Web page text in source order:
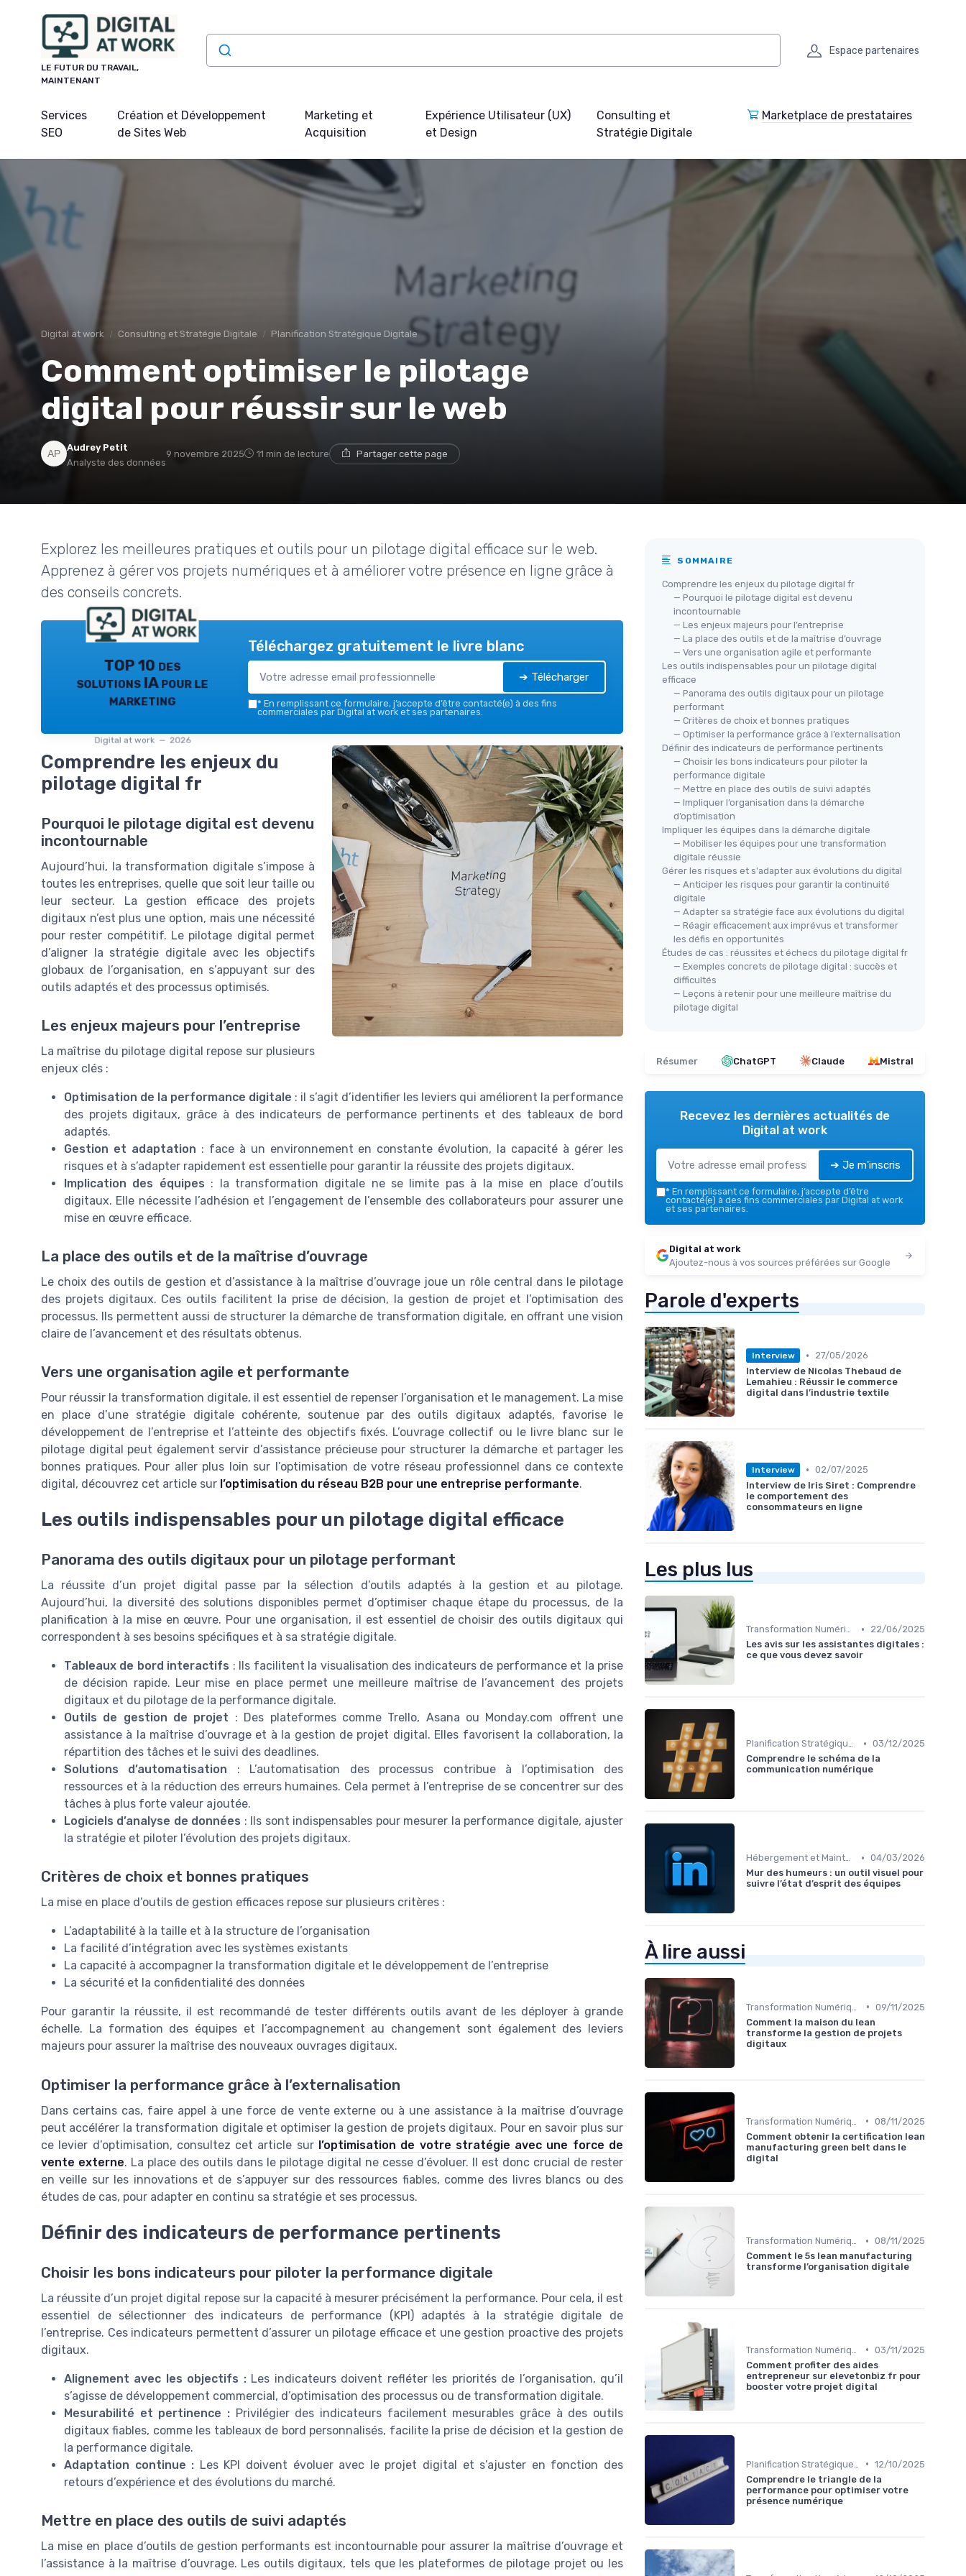
LE FUTUR DU TRAVAIL,
MAINTENANT
Espace partenaires
Services
SEO
Création et Développement
de Sites Web
Marketing et
Acquisition
Expérience Utilisateur (UX)
et Design
Consulting et
Stratégie Digitale
Marketplace de prestataires
Digital at work Consulting et Stratégie Digitale Planification Stratégique Digitale
Comment optimiser le pilotage
digital pour réussir sur le web
Audrey Petit
Analyste des données
9 novembre 2025 11 min de lecture Partager cette page
Explorez les meilleures pratiques et outils pour un pilotage digital efficace sur le web.
Apprenez à gérer vos projets numériques et à améliorer votre présence en ligne grâce à
des conseils concrets.
TOP 10 des
solutions IA pour le
marketing
Digital at work — 2026
Téléchargez gratuitement le livre blanc
➔ Télécharger
* En remplissant ce formulaire, j’accepte d’être contacté(e) à des fins
commerciales par Digital at work et ses partenaires.
Comprendre les enjeux du
pilotage digital fr
Pourquoi le pilotage digital est devenu
incontournable
Aujourd’hui, la transformation digitale s’impose à
toutes les entreprises, quelle que soit leur taille ou
leur secteur. La gestion efficace des projets
digitaux n’est plus une option, mais une nécessité
pour rester compétitif. Le pilotage digital permet
d’aligner la stratégie digitale avec les objectifs
globaux de l’organisation, en s’appuyant sur des
outils adaptés et des processus optimisés.
Les enjeux majeurs pour l’entreprise
La maîtrise du pilotage digital repose sur plusieurs
enjeux clés :
Optimisation de la performance digitale : il s’agit d’identifier les leviers qui améliorent la performance
des projets digitaux, grâce à des indicateurs de performance pertinents et des tableaux de bord
adaptés.
Gestion et adaptation : face à un environnement en constante évolution, la capacité à gérer les
risques et à s’adapter rapidement est essentielle pour garantir la réussite des projets digitaux.
Implication des équipes : la transformation digitale ne se limite pas à la mise en place d’outils
digitaux. Elle nécessite l’adhésion et l’engagement de l’ensemble des collaborateurs pour assurer une
mise en œuvre efficace.
La place des outils et de la maîtrise d’ouvrage
Le choix des outils de gestion et d’assistance à la maîtrise d’ouvrage joue un rôle central dans le pilotage
des projets digitaux. Ces outils facilitent la prise de décision, la gestion de projet et l’optimisation des
processus. Ils permettent aussi de structurer la démarche de transformation digitale, en offrant une vision
claire de l’avancement et des résultats obtenus.
Vers une organisation agile et performante
Pour réussir la transformation digitale, il est essentiel de repenser l’organisation et le management. La mise
en place d’une stratégie digitale cohérente, soutenue par des outils digitaux adaptés, favorise le
développement de l’entreprise et l’atteinte des objectifs fixés. L’ouvrage collectif ou le livre blanc sur le
pilotage digital peut également servir d’assistance précieuse pour structurer la démarche et partager les
bonnes pratiques. Pour aller plus loin sur l’optimisation de votre réseau professionnel dans ce contexte
digital, découvrez cet article sur l’optimisation du réseau B2B pour une entreprise performante.
Les outils indispensables pour un pilotage digital efficace
Panorama des outils digitaux pour un pilotage performant
La réussite d’un projet digital passe par la sélection d’outils adaptés à la gestion et au pilotage.
Aujourd’hui, la diversité des solutions disponibles permet d’optimiser chaque étape du processus, de la
planification à la mise en œuvre. Pour une organisation, il est essentiel de choisir des outils digitaux qui
correspondent à ses besoins spécifiques et à sa stratégie digitale.
Tableaux de bord interactifs : Ils facilitent la visualisation des indicateurs de performance et la prise
de décision rapide. Leur mise en place permet une meilleure maîtrise de l’avancement des projets
digitaux et du pilotage de la performance digitale.
Outils de gestion de projet : Des plateformes comme Trello, Asana ou Monday.com offrent une
assistance à la maîtrise d’ouvrage et à la gestion de projet digital. Elles favorisent la collaboration, la
répartition des tâches et le suivi des deadlines.
Solutions d’automatisation : L’automatisation des processus contribue à l’optimisation des
ressources et à la réduction des erreurs humaines. Cela permet à l’entreprise de se concentrer sur des
tâches à plus forte valeur ajoutée.
Logiciels d’analyse de données : Ils sont indispensables pour mesurer la performance digitale, ajuster
la stratégie et piloter l’évolution des projets digitaux.
Critères de choix et bonnes pratiques
La mise en place d’outils de gestion efficaces repose sur plusieurs critères :
L’adaptabilité à la taille et à la structure de l’organisation
La facilité d’intégration avec les systèmes existants
La capacité à accompagner la transformation digitale et le développement de l’entreprise
La sécurité et la confidentialité des données
Pour garantir la réussite, il est recommandé de tester différents outils avant de les déployer à grande
échelle. La formation des équipes et l’accompagnement au changement sont également des leviers
majeurs pour assurer la maîtrise des nouveaux ouvrages digitaux.
Optimiser la performance grâce à l’externalisation
Dans certains cas, faire appel à une force de vente externe ou à une assistance à la maîtrise d’ouvrage
peut accélérer la transformation digitale et optimiser la gestion de projets digitaux. Pour en savoir plus sur
ce levier d’optimisation, consultez cet article sur l’optimisation de votre stratégie avec une force de
vente externe. La place des outils dans le pilotage digital ne cesse d’évoluer. Il est donc crucial de rester
en veille sur les innovations et de s’appuyer sur des ressources fiables, comme des livres blancs ou des
études de cas, pour adapter en continu sa stratégie et ses processus.
Définir des indicateurs de performance pertinents
Choisir les bons indicateurs pour piloter la performance digitale
La réussite d’un projet digital repose sur la capacité à mesurer précisément la performance. Pour cela, il est
essentiel de sélectionner des indicateurs de performance (KPI) adaptés à la stratégie digitale de
l’entreprise. Ces indicateurs permettent d’assurer un pilotage efficace et une gestion proactive des projets
digitaux.
Alignement avec les objectifs :Les indicateurs doivent refléter les priorités de l’organisation, qu’il
s’agisse de développement commercial, d’optimisation des processus ou de transformation digitale.
Mesurabilité et pertinence : Privilégier des indicateurs facilement mesurables grâce à des outils
digitaux fiables, comme les tableaux de bord personnalisés, facilite la prise de décision et la gestion de
la performance digitale.
Adaptation continue : Les KPI doivent évoluer avec le projet digital et s’ajuster en fonction des
retours d’expérience et des évolutions du marché.
Mettre en place des outils de suivi adaptés
La mise en place d’outils de gestion performants est incontournable pour assurer la maîtrise d’ouvrage et
l’assistance à la maîtrise d’ouvrage. Les outils digitaux, tels que les plateformes de pilotage projet ou les
SOMMAIRE
Comprendre les enjeux du pilotage digital fr
— Pourquoi le pilotage digital est devenu
incontournable
— Les enjeux majeurs pour l’entreprise
— La place des outils et de la maîtrise d’ouvrage
— Vers une organisation agile et performante
Les outils indispensables pour un pilotage digital
efficace
— Panorama des outils digitaux pour un pilotage
performant
— Critères de choix et bonnes pratiques
— Optimiser la performance grâce à l’externalisation
Définir des indicateurs de performance pertinents
— Choisir les bons indicateurs pour piloter la
performance digitale
— Mettre en place des outils de suivi adaptés
— Impliquer l’organisation dans la démarche
d’optimisation
Impliquer les équipes dans la démarche digitale
— Mobiliser les équipes pour une transformation
digitale réussie
Gérer les risques et s'adapter aux évolutions du digital
— Anticiper les risques pour garantir la continuité
digitale
— Adapter sa stratégie face aux évolutions du digital
— Réagir efficacement aux imprévus et transformer
les défis en opportunités
Études de cas : réussites et échecs du pilotage digital fr
— Exemples concrets de pilotage digital : succès et
difficultés
— Leçons à retenir pour une meilleure maîtrise du
pilotage digital
Résumer ChatGPT Claude Mistral
Recevez les dernières actualités de
Digital at work
➔ Je m'inscris
* En remplissant ce formulaire, j’accepte d’être
contacté(e) à des fins commerciales par Digital at work
et ses partenaires.
Digital at work
Ajoutez-nous à vos sources préférées sur Google
Parole d'experts
Interview •
27/05/2026
Interview de Nicolas Thebaud de
Lemahieu : Réussir le commerce
digital dans l’industrie textile
Interview • 02/07/2025
Interview de Iris Siret : Comprendre
le comportement des
consommateurs en ligne
Les plus lus
Transformation Numérique •
22/06/2025
Les avis sur les assistantes digitales :
ce que vous devez savoir
Planification Stratégique Digitale • 03/12/2025
Comprendre le schéma de la
communication numérique
Hébergement et Maintenance Web • 04/03/2026
Mur des humeurs : un outil visuel pour
suivre l’état d’esprit des équipes
À lire aussi
• 09/11/2025
Comment la maison du lean
transforme la gestion de projets
digitaux
• 08/11/2025
Comment obtenir la certification lean
manufacturing green belt dans le
digital
Transformation Numérique • 08/11/2025
Comment le 5s lean manufacturing
transforme l’organisation digitale
• 03/11/2025
Comment profiter des aides
entrepreneur sur elevetonbiz fr pour
booster votre projet digital
• 12/10/2025
Comprendre le triangle de la
performance pour optimiser votre
présence numérique